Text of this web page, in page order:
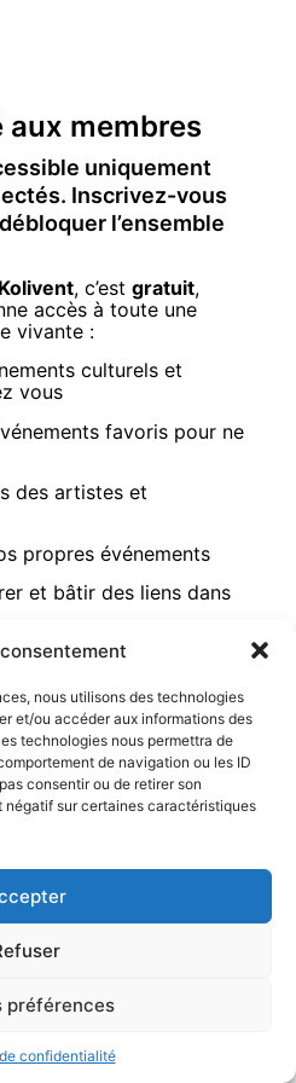
nous utilisons des technologies
et/ou accéder aux informations des
technologies nous permettra de
de navigation ou les ID
consentir ou de retirer son
sur certaines caractéristiques
préférences
confidentialité
aux membres
uniquement
Inscrivez-vous
l’ensemble
Kolivent, c’est gratuit,
accès à toute une
vivante :
culturels et
vous
favoris pour ne
des artistes et
propres événements
et bâtir des liens dans
ou s'inscrire